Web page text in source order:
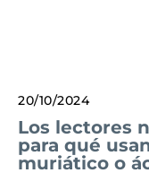
20/10/2024
Los lectores
para qué
muriático o